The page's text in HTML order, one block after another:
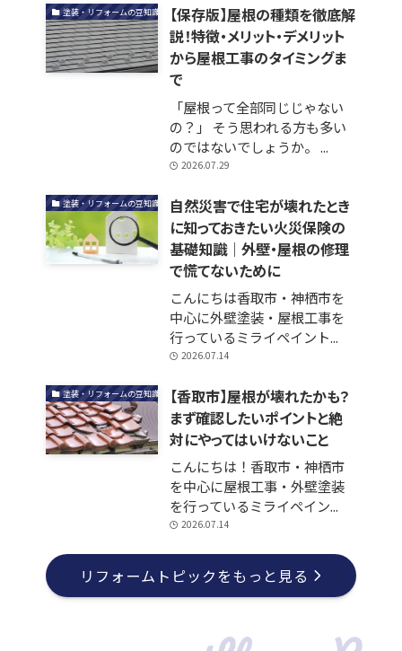
塗装・リフォームの豆知識
【保存版】屋根の種類を徹底解
説！特徴・メリット・デメリット
から屋根工事のタイミングま
で
「屋根って全部同じじゃない
の？」 そう思われる方も多い
のではないでしょうか。 ...
2026.07.29
塗装・リフォームの豆知識
自然災害で住宅が壊れたとき
に知っておきたい火災保険の
基礎知識｜外壁・屋根の修理
で慌てないために
こんにちは香取市・神栖市を
中心に外壁塗装・屋根工事を
行っているミライペイント...
2026.07.14
塗装・リフォームの豆知識
【香取市】屋根が壊れたかも？
まず確認したいポイントと絶
対にやってはいけないこと
こんにちは！香取市・神栖市
を中心に屋根工事・外壁塗装
を行っているミライペイン...
2026.07.14
リフォームトピックをもっと見る